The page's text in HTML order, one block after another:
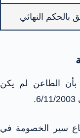
بالحكم النهائي
الطاعن لم يكن
سير الخصومة في